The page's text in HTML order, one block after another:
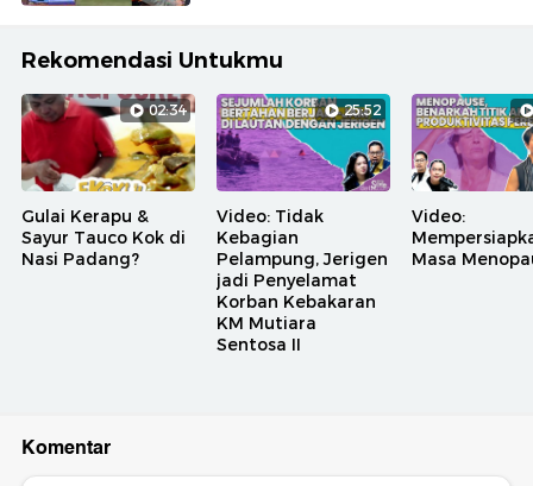
Rekomendasi Untukmu
02:34
Gulai Kerapu &
Sayur Tauco Kok di
Nasi Padang?
25:52
Video: Tidak
Kebagian
Pelampung, Jerigen
jadi Penyelamat
Korban Kebakaran
KM Mutiara
Sentosa II
Video:
Masa